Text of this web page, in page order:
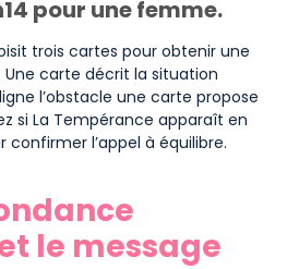
pour une femme.
trois cartes pour obtenir une
carte décrit la situation
l’obstacle une carte propose
si La Tempérance apparaît en
confirmer l’appel à équilibre.
le message